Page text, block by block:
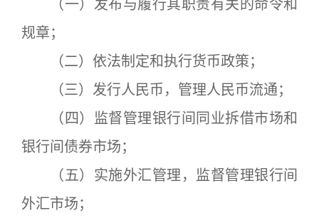
（一）发布与履行其职责有关的命令和
规章；
（二）依法制定和执行货币政策；
（三）发行人民币，管理人民币流通；
（四）监督管理银行间同业拆借市场和
银行间债券市场；
（五）实施外汇管理，监督管理银行间
外汇市场；